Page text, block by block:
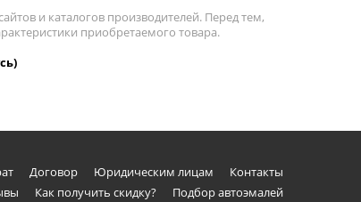
и каталогов производителей. Перед тем,
приобретаемого товара.
Договор Юридическим лицам
Контакты
Как получить скидку? Подбор автоэмалей